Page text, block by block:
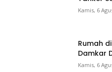
Kamis, 6
Rumah
Damkar
Kamis, 6